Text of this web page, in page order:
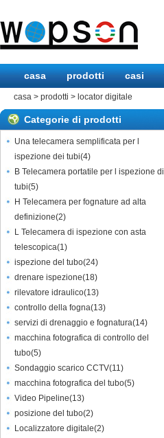
casa prodotti casi
casa > prodotti > locator digitale
Categorie di prodotti
Una telecamera semplificata per l
ispezione dei tubi(4)
B Telecamera portatile per l ispezione di
tubi(5)
H Telecamera per fognature ad alta
definizione(2)
L Telecamera di ispezione con asta
telescopica(1)
ispezione del tubo(24)
drenare ispezione(18)
rilevatore idraulico(13)
controllo della fogna(13)
servizi di drenaggio e fognatura(14)
macchina fotografica di controllo del
tubo(5)
Sondaggio scarico CCTV(11)
macchina fotografica del tubo(5)
Video Pipeline(13)
posizione del tubo(2)
Localizzatore digitale(2)